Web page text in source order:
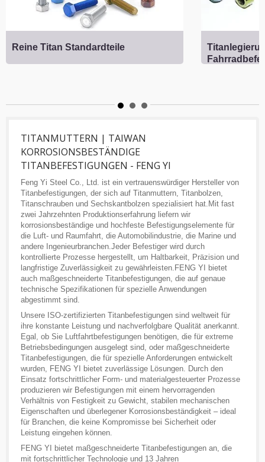
Reine Titan Standardteile
TITANMUTTERN | TAIWAN
KORROSIONSBESTÄNDIGE
TITANBEFESTIGUNGEN - FENG YI
Feng Yi Steel Co., Ltd. ist ein vertrauenswürdiger Hersteller von
Titanbefestigungen, der sich auf Titanmuttern, Titanbolzen,
Titanschrauben und Sechskantbolzen spezialisiert hat.Mit fast
zwei Jahrzehnten Produktionserfahrung liefern wir
korrosionsbeständige und hochfeste Befestigungselemente für
die Luft- und Raumfahrt, die Automobilindustrie, die Marine und
andere Ingenieurbranchen.Jeder Befestiger wird durch
kontrollierte Prozesse hergestellt, um Haltbarkeit, Präzision und
langfristige Zuverlässigkeit zu gewährleisten.FENG YI bietet
auch maßgeschneiderte Titanbefestigungen, die auf genaue
technische Spezifikationen für spezielle Anwendungen
abgestimmt sind.
Unsere ISO-zertifizierten Titanbefestigungen sind weltweit für
ihre konstante Leistung und nachverfolgbare Qualität anerkannt.
Egal, ob Sie Luftfahrtbefestigungen benötigen, die für extreme
Betriebsbedingungen ausgelegt sind, oder maßgeschneiderte
Titanbefestigungen, die für spezielle Anforderungen entwickelt
wurden, FENG YI bietet zuverlässige Lösungen. Durch den
Einsatz fortschrittlicher Form- und materialgesteuerter Prozesse
produzieren wir Befestigungen mit einem hervorragenden
Verhältnis von Festigkeit zu Gewicht, stabilen mechanischen
Eigenschaften und überlegener Korrosionsbeständigkeit – ideal
für Branchen, die keine Kompromisse bei Sicherheit oder
Leistung eingehen können.
FENG YI bietet maßgeschneiderte Titanbefestigungen an, die
mit fortschrittlicher Technologie und 13 Jahren